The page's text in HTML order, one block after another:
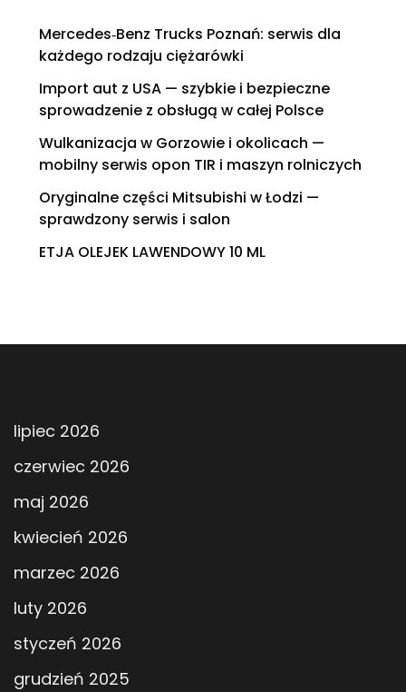
Mercedes‑Benz Trucks Poznań: serwis dla
każdego rodzaju ciężarówki
Import aut z USA — szybkie i bezpieczne
sprowadzenie z obsługą w całej Polsce
Wulkanizacja w Gorzowie i okolicach —
mobilny serwis opon TIR i maszyn rolniczych
Oryginalne części Mitsubishi w Łodzi —
sprawdzony serwis i salon
ETJA OLEJEK LAWENDOWY 10 ML
lipiec 2026
czerwiec 2026
maj 2026
kwiecień 2026
marzec 2026
luty 2026
styczeń 2026
grudzień 2025